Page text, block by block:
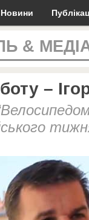
Новини
&
–